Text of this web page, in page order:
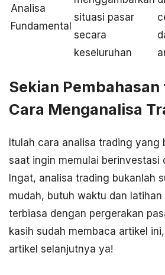
Analisa
Fundamental
situasi pasar
secara
keseluruhan
Sekian
Cara Menganalisa
Itulah cara analisa trading yang
saat ingin memulai berinvestasi
Ingat, analisa trading bukanlah
mudah, butuh waktu dan latihan
terbiasa dengan pergerakan
kasih sudah membaca artikel
artikel selanjutnya ya!